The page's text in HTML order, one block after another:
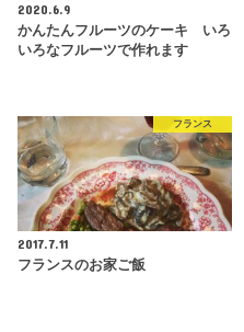
2020.6.9
かんたんフルーツのケーキ いろ
いろなフルーツで作れます
フランス
2017.7.11
フランスのお家ご飯